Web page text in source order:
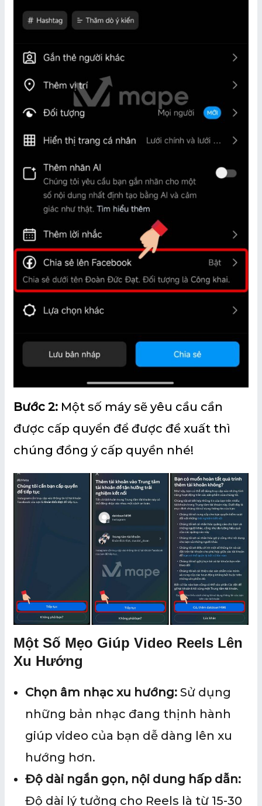
Bước 2:Một số máy sẽ yêu cầu cần
được cấp quyển để được đề xuất thì
chúng đồng ý cấp quyền nhé!
Một Số Mẹo Giúp Video Reels Lên
Xu Hướng
Chọn âm nhạc xu hướng:Sử dụng
những bản nhạc đang thịnh hành
giúp video của bạn dễ dàng lên xu
hướng hơn.
Độ dài ngắn gọn, nội dung hấp dẫn:
Độ dài lý tưởng cho Reels là từ 15-30